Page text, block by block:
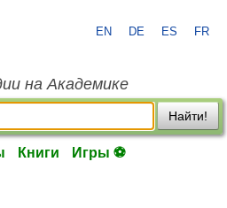
EN DE ES FR
на Академике
Найти!
Книги Игры ⚽